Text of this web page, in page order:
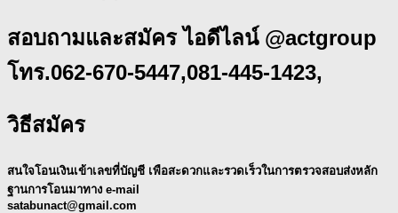
สอบถามและสมัคร ไอดีไลน์ @actgroup
โทร.062-670-5447,081-445-1423,
วิธีสมัคร
สนใจโอนเงินเข้าเลขที่บัญชี เพือสะดวกและรวดเร็วในการตรวจสอบส่งหลัก
ฐานการโอนมาทาง e-mail
satabunact@gmail.com